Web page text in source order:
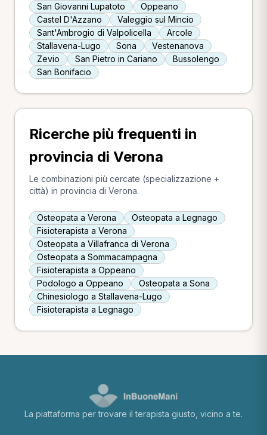
San Giovanni Lupatoto
Oppeano
Castel D'Azzano
Valeggio sul Mincio
Sant'Ambrogio di Valpolicella
Arcole
Stallavena-Lugo
Sona
Vestenanova
Zevio
San Pietro in Cariano
Bussolengo
San Bonifacio
Ricerche più frequenti in
provincia di Verona
Le combinazioni più cercate (specializzazione +
città) in provincia di Verona.
Osteopata a Verona
Osteopata a Legnago
Fisioterapista a Verona
Osteopata a Villafranca di Verona
Osteopata a Sommacampagna
Fisioterapista a Oppeano
Podologo a Oppeano
Osteopata a Sona
Chinesiologo a Stallavena-Lugo
Fisioterapista a Legnago
La piattaforma per trovare il terapista giusto, vicino a te.